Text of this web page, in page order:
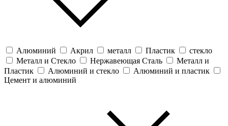
Алюминий Акрил металл Пластик
стекло
Металл и Стекло
Нержавеющая Сталь
Металл и
Пластик
Алюминий и стекло
Алюминий и пластик
Цемент и алюминий